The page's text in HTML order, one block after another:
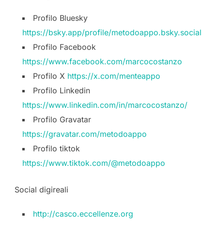
Profilo Bluesky
https://bsky.app/profile/metodoappo.bsky.social
Profilo Facebook
https://www.facebook.com/marcocostanzo
Profilo X https://x.com/menteappo
Profilo Linkedin
https://www.linkedin.com/in/marcocostanzo/
Profilo Gravatar
https://gravatar.com/metodoappo
Profilo tiktok
https://www.tiktok.com/@metodoappo
Social digireali
http://casco.eccellenze.org